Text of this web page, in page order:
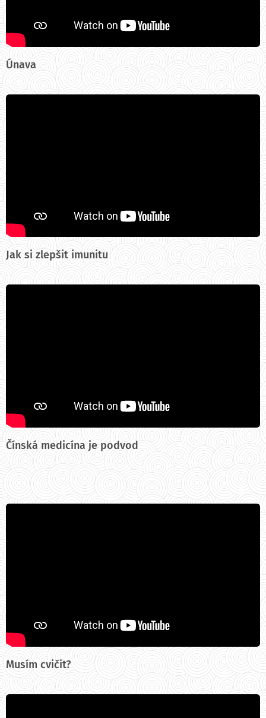
Únava
Jak si zlepšit imunitu
Čínská medicína je podvod
Musím cvičit?